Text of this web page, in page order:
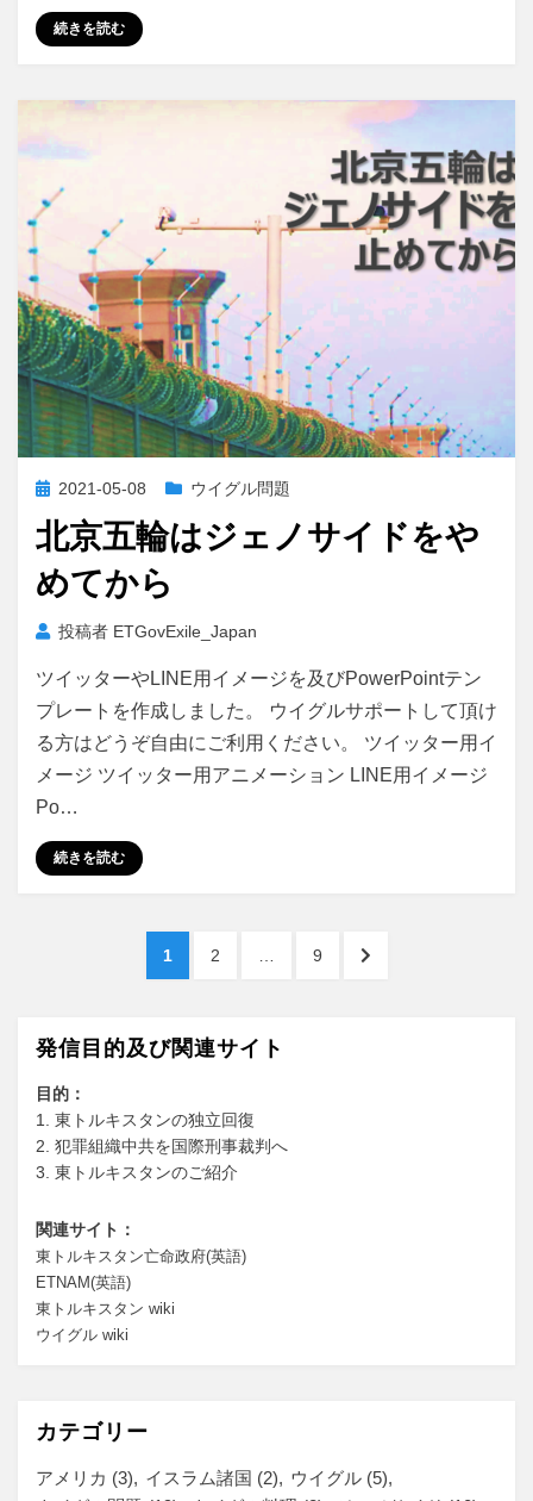
続きを読む
投
日:
2021-05-08 ウイグル問題
北京五輪はジェノサイドをや
めてから
投稿者 ETGovExile_Japan
ツイッターやLINE用イメージを及びPowerPointテン
プレートを作成しました。 ウイグルサポートして頂け
る方はどうぞ自由にご利用ください。 ツイッター用イ
メージ ツイッター用アニメーション LINE用イメージ
Po…
続きを読む
ペ
ー
ジ
送
り
ペ
ー
1
ペ
2
ペ
9
次
発信目的及び関連サイト
目的：
1. 東トルキスタンの独立回復
2. 犯罪組織中共を国際刑事裁判へ
3. 東トルキスタンのご紹介
関連サイト：
東トルキスタン亡命政府(英語)
ETNAM(英語)
東トルキスタン wiki
ウイグル wiki
カテゴリー
アメリカ (3) イスラム諸国 (2) ウイグル (5)